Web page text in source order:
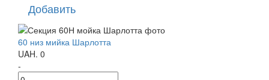
Добавить
60 низ мийка Шарлотта
UAH. 0
-